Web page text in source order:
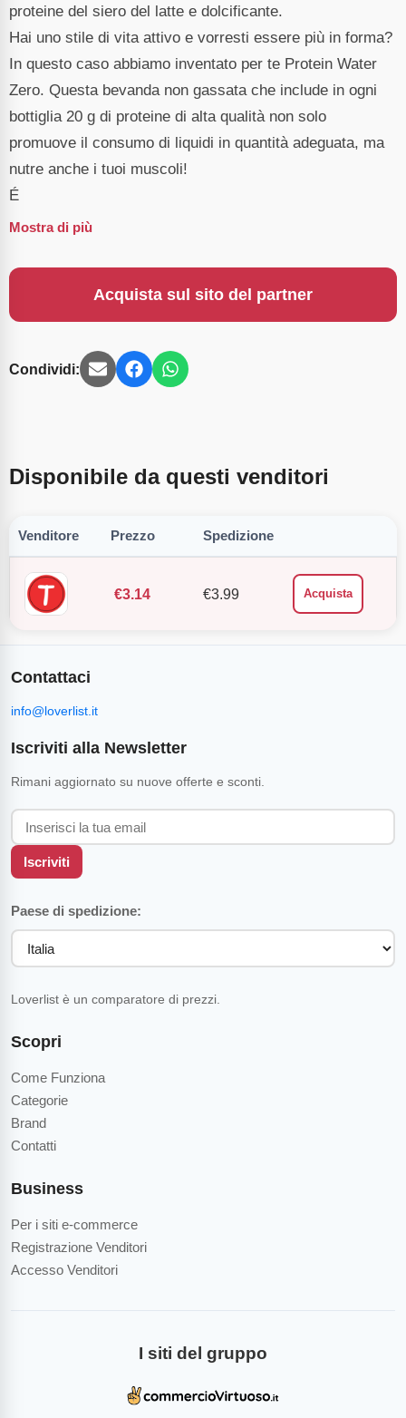
proteine del siero del latte e dolcificante.
Hai uno stile di vita attivo e vorresti essere più in forma?
In questo caso abbiamo inventato per te Protein Water
Zero. Questa bevanda non gassata che include in ogni
bottiglia 20 g di proteine di alta qualità non solo
promuove il consumo di liquidi in quantità adeguata, ma
nutre anche i tuoi muscoli!
É
Mostra di più
Acquista sul sito del partner
Condividi:
Disponibile da questi venditori
Venditore Prezzo Spedizione
€3.14 €3.99 Acquista
Scopri
Come Funziona
Categorie
Brand
Contatti
Business
Per i siti e-commerce
Registrazione Venditori
Accesso Venditori
Contattaci
info@loverlist.it
Iscriviti alla Newsletter
Rimani aggiornato su nuove offerte e sconti.
Iscriviti
Paese di spedizione:
Loverlist è un comparatore di prezzi.
I siti del gruppo